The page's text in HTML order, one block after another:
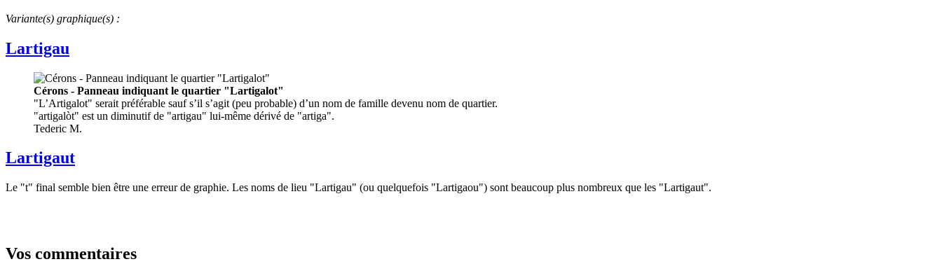
Variante(s) graphique(s) :
Lartigau
Cérons - Panneau indiquant le quartier "Lartigalot"
"L’Artigalot" serait préférable sauf s’il s’agit (peu probable) d’un nom de famille devenu nom de quartier.
"artigalòt" est un diminutif de "artigau" lui-même dérivé de "artiga".
Tederic M.
Lartigaut
Le "t" final semble bien être une erreur de graphie. Les noms de lieu "Lartigau" (ou quelquefois "Lartigaou") sont beaucoup plus nombreux que les "Lartigaut".
Vos commentaires